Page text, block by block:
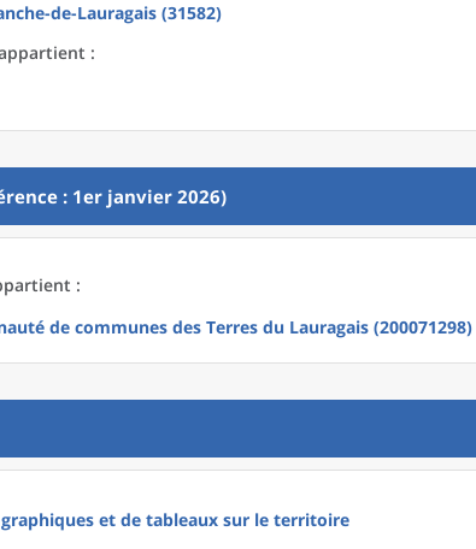
de-Lauragais (31582)
:
: 1er janvier 2026)
:
de communes des Terres du Lauragais (200071298)
et de tableaux sur le territoire